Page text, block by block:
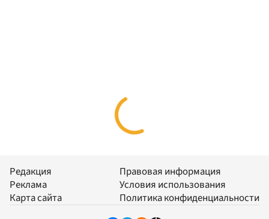
Редакция
Реклама
Карта сайта
Правовая информация
Условия использования
Политика конфиденциальности